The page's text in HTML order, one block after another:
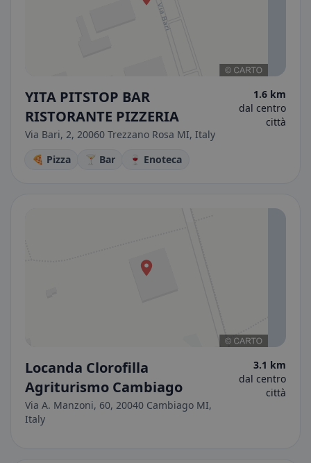
YITA PITSTOP BAR
RISTORANTE PIZZERIA
Via Bari, 2, 20060 Trezzano Rosa MI, Italy
1.6 km
dal centro
città
🍕 Pizza 🍸 Bar 🍷 Enoteca
Locanda Clorofilla
Agriturismo Cambiago
Via A. Manzoni, 60, 20040 Cambiago MI,
Italy
3.1 km
dal centro
città